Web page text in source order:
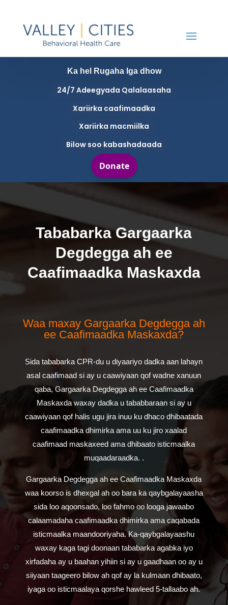
Ka hel Rugaha Iga dhow
24/7 Adeegyada Qalalaasaha
Xariirka caafimaadka
Xariirka macmiilka
Bilow soo kabashadaada
Tababarka Gargaarka
Degdegga ah ee
Caafimaadka Maskaxda
Waa maxay Gargaarka Degdegga ah
ee Caafimaadka Maskaxda?
Sida tababarka CPR-du u diyaariyo dadka aan lahayn
asal caafimaad si ay u caawiyaan qof wadne xanuun
qaba, Gargaarka Degdegga ah ee Caafimaadka
Maskaxda waxay dadka u tababbaraan si ay u
caawiyaan qof halis ugu jira inuu ku dhaco dhibaatada
caafimaadka dhimirka ama uu ku jiro xaalad
caafimaad maskaxeed ama dhibaato isticmaalka
muqaadaraadka. .
Gargaarka Degdegga ah ee Caafimaadka Maskaxda
waa koorso is dhexgal ah oo bara ka qaybgalayaasha
sida loo aqoonsado, loo fahmo oo looga jawaabo
calaamadaha caafimaadka dhimirka ama caqabada
isticmaalka maandooriyaha. Ka-qaybgalayaashu
waxay kaga tagi doonaan tababarka agabka iyo
xirfadaha ay u baahan yihiin si ay u gaadhaan oo ay u
siiyaan taageero bilow ah qof ay la kulmaan dhibaato,
iyaga oo isticmaalaya qorshe hawleed 5-tallaabo ah.